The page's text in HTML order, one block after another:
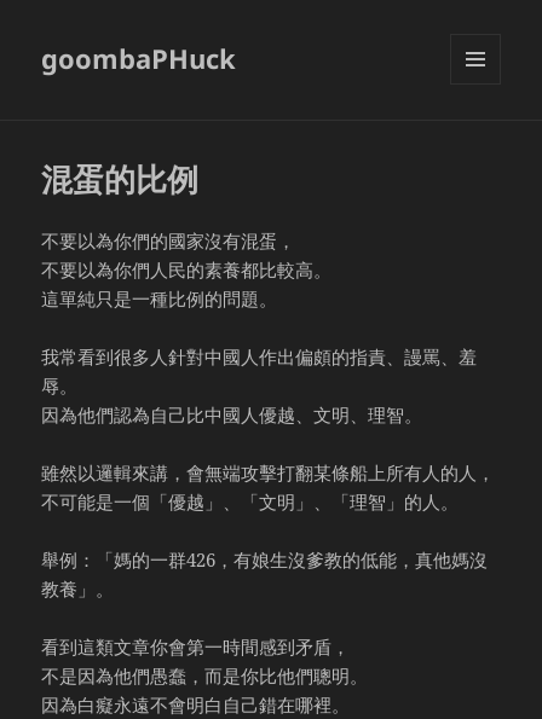
goombaPHuck
混蛋的比例
不要以為你們的國家沒有混蛋，
不要以為你們人民的素養都比較高。
這單純只是一種比例的問題。
我常看到很多人針對中國人作出偏頗的指責、謾罵、羞
辱。
因為他們認為自己比中國人優越、文明、理智。
雖然以邏輯來講，會無端攻擊打翻某條船上所有人的人，
不可能是一個「優越」、「文明」、「理智」的人。
舉例：「媽的一群426，有娘生沒爹教的低能，真他媽沒
教養」。
看到這類文章你會第一時間感到矛盾，
不是因為他們愚蠢，而是你比他們聰明。
因為白癡永遠不會明白自己錯在哪裡。